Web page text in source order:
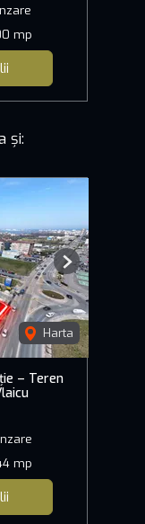
mp
și:
Harta
Next
– Teren
mp